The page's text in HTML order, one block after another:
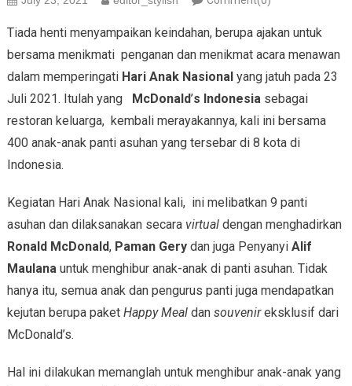
Tiada henti menyampaikan keindahan, berupa ajakan untuk
bersama menikmati penganan dan menikmat acara menawan
dalam memperingati Hari Anak Nasional yang jatuh pada 23
Juli 2021. Itulah yang
McDonald’s Indonesiasebagai
restoran keluarga, kembali merayakannya, kali ini bersama
400 anak-anak panti asuhan yang tersebar di 8 kota di
Indonesia.
Kegiatan Hari Anak Nasional kali, ini melibatkan 9 panti
asuhan dan dilaksanakan secara virtual dengan menghadirkan
Ronald McDonald, Paman Gerydan juga Penyanyi Alif
Maulanauntuk menghibur anak-anak di panti asuhan. Tidak
hanya itu, semua anak dan pengurus panti juga mendapatkan
kejutan berupa paket Happy Mealdan souvenireksklusif dari
McDonald’s.
Hal ini dilakukan memanglah untuk menghibur anak-anak yang